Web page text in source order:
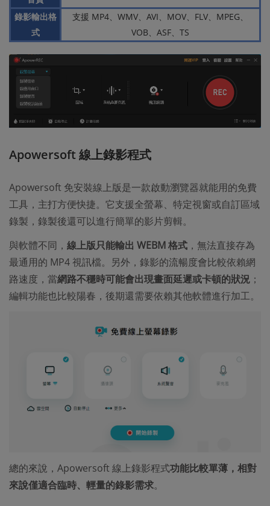
錄影輸出格
式
支援 MP4、WMV、AVI、MOV、FLV、MPEG、
VOB、ASF、TS
Apowersoft 線上錄影程式
Apowersoft 免安裝線上版是一款啟動瀏覽器就能用的免費
工具，主打方便快捷。它支援全螢幕、特定視窗或自訂區域
錄製，錄製後還可以進行簡單的影片剪輯。
與軟體不同， 線上版只能輸出 WEBM 格式 ，無法直接存為
最通用的 MP4 視訊檔。另外，錄影的流暢度會比較依賴網
路速度，當網路不穩時可能會出現畫面延遲或卡頓的狀況 ；
編輯功能也比較陽春，後期還需要依賴其他軟體進行加工。
總的來說，Apowersoft 線上錄影程式功能比較單薄，相對
來說僅適合臨時、輕量的錄影需求。